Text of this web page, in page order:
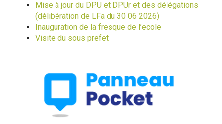
Mise à jour du DPU et DPUr et des délégations
(délibération de LFa du 30 06 2026)
Inauguration de la fresque de l’ecole
Visite du sous prefet